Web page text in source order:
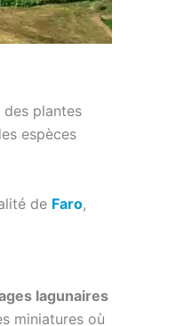
des plantes
espèces
de Faro,
lagunaires
miniatures où